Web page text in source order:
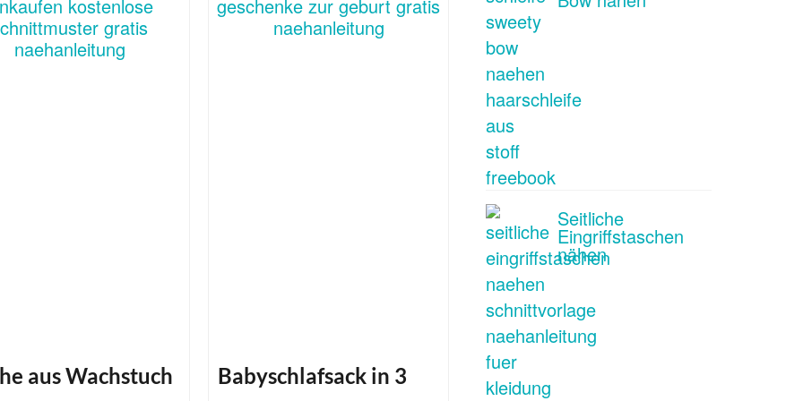
aus Wachstuch
Babyschlafsack in 3
Seitliche
Eingriffstaschen
nähen